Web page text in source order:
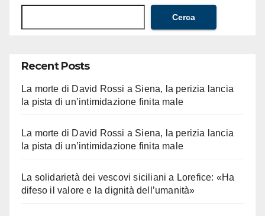
Cerca
Recent Posts
La morte di David Rossi a Siena, la perizia lancia
la pista di un’intimidazione finita male
La morte di David Rossi a Siena, la perizia lancia
la pista di un’intimidazione finita male
La solidarietà dei vescovi siciliani a Lorefice: «Ha
difeso il valore e la dignità dell’umanità»